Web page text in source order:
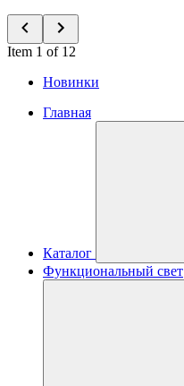
Item 1 of 12
Новинки
Главная
Каталог
Функциональный свет